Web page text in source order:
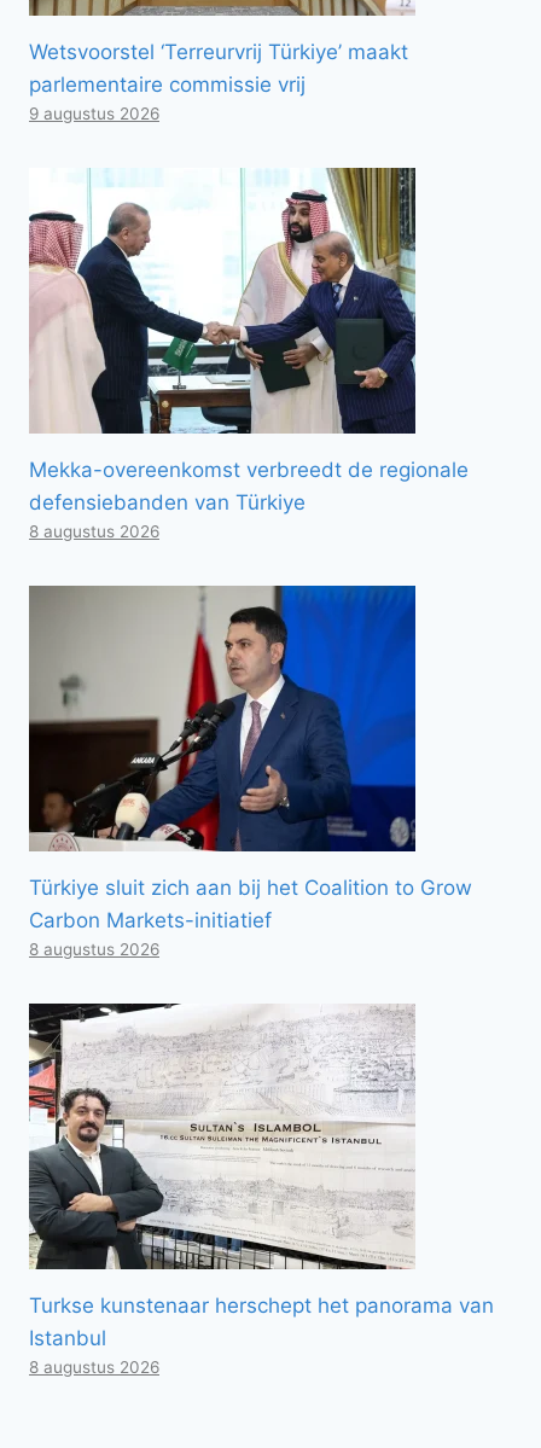
Wetsvoorstel ‘Terreurvrij Türkiye’ maakt
parlementaire commissie vrij
9 augustus 2026
Mekka-overeenkomst verbreedt de regionale
defensiebanden van Türkiye
8 augustus 2026
Türkiye sluit zich aan bij het Coalition to Grow
Carbon Markets-initiatief
8 augustus 2026
Turkse kunstenaar herschept het panorama van
Istanbul
8 augustus 2026